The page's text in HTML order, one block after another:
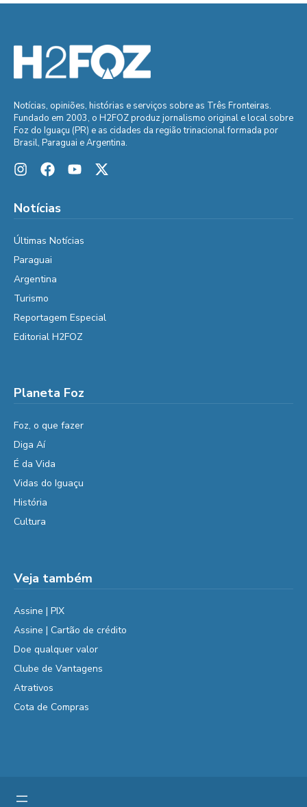
Notícias, opiniões, histórias e serviços sobre as Três Fronteiras.
Fundado em 2003, o H2FOZ produz jornalismo original e local sobre
Foz do Iguaçu (PR) e as cidades da região trinacional formada por
Brasil, Paraguai e Argentina.
Notícias
Últimas Notícias
Paraguai
Argentina
Turismo
Reportagem Especial
Editorial H2FOZ
Planeta Foz
Foz, o que fazer
Diga Aí
É da Vida
Vidas do Iguaçu
História
Cultura
Veja também
Assine | PIX
Assine | Cartão de crédito
Doe qualquer valor
Clube de Vantagens
Atrativos
Cota de Compras